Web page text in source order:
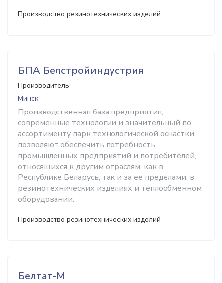
Производство резинотехнических изделий
БПА Белстройиндустрия
Производитель
Минск
Производственная база предприятия,
современные технологии и значительный по
ассортименту парк технологической оснастки
позволяют обеспечить потребность
промышленных предприятий и потребителей,
относящихся к другим отраслям, как в
Республике Беларусь, так и за ее пределами, в
резинотехнических изделиях и теплообменном
оборудовании.
Производство резинотехнических изделий
Белтат-М